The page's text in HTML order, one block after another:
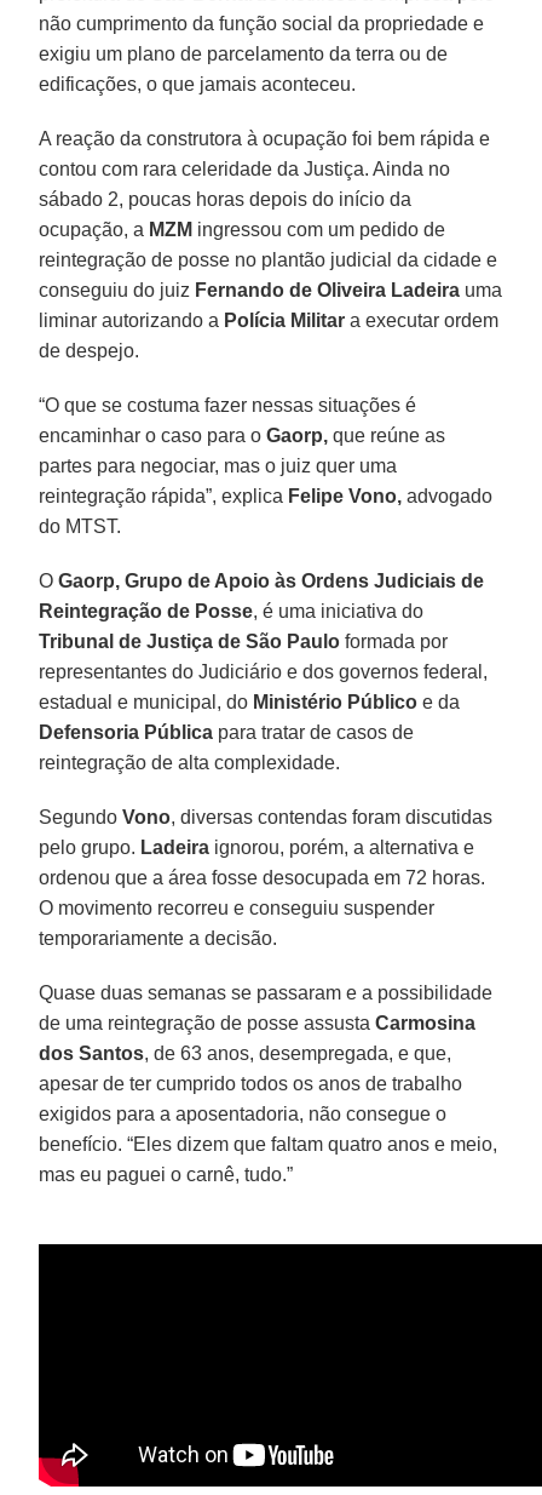
não cumprimento da função social da propriedade e
exigiu um plano de parcelamento da terra ou de
edificações, o que jamais aconteceu.
A reação da construtora à ocupação foi bem rápida e
contou com rara celeridade da Justiça. Ainda no
sábado 2, poucas horas depois do início da
ocupação, a MZM ingressou com um pedido de
reintegração de posse no plantão judicial da cidade e
conseguiu do juiz Fernando de Oliveira Ladeira uma
liminar autorizando a Polícia Militar a executar ordem
de despejo.
“O que se costuma fazer nessas situações é
encaminhar o caso para oGaorp, que reúne as
partes para negociar, mas o juiz quer uma
reintegração rápida”, explica Felipe Vono, advogado
do MTST.
OGaorp, Grupo de Apoio às Ordens Judiciais de
Reintegração de Posse, é uma iniciativa do
Tribunal de Justiça de São Paulo formada por
representantes do Judiciário e dos governos federal,
estadual e municipal, do Ministério Público e da
Defensoria Pública para tratar de casos de
reintegração de alta complexidade.
SegundoVono, diversas contendas foram discutidas
pelo grupo. Ladeira ignorou, porém, a alternativa e
ordenou que a área fosse desocupada em 72 horas.
O movimento recorreu e conseguiu suspender
temporariamente a decisão.
Quase duas semanas se passaram e a possibilidade
de uma reintegração de posse assustaCarmosina
dos Santos, de 63 anos, desempregada, e que,
apesar de ter cumprido todos os anos de trabalho
exigidos para a aposentadoria, não consegue o
benefício. “Eles dizem que faltam quatro anos e meio,
mas eu paguei o carnê, tudo.”